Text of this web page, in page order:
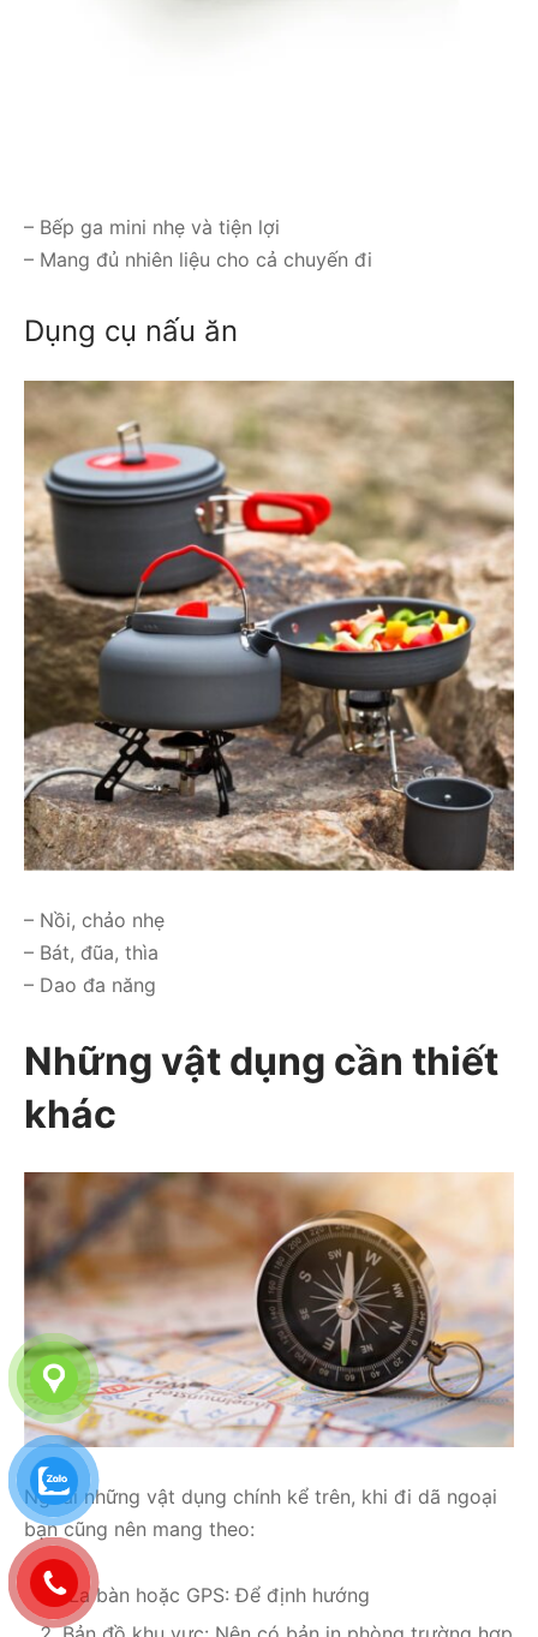
– Bếp ga mini nhẹ và tiện lợi
– Mang đủ nhiên liệu cho cả chuyến đi
Dụng cụ nấu ăn
– Nồi, chảo nhẹ
– Bát, đũa, thìa
– Dao đa năng
Những vật dụng cần thiết
khác
Ngoài những vật dụng chính kể trên, khi đi dã ngoại
bạn cũng nên mang theo:
La bàn hoặc GPS: Để định hướng